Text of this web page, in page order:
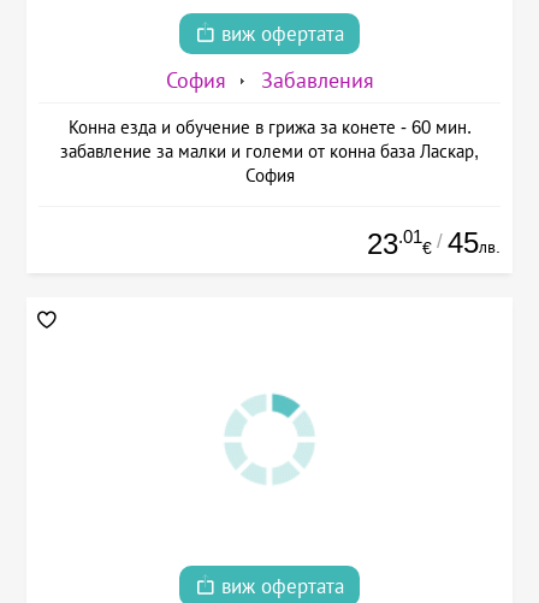
виж офертата
София Забавления
Конна езда и обучение в грижа за конете - 60 мин.
забавление за малки и големи от конна база Ласкар,
София
23.01
€ / 45лв.
виж офертата